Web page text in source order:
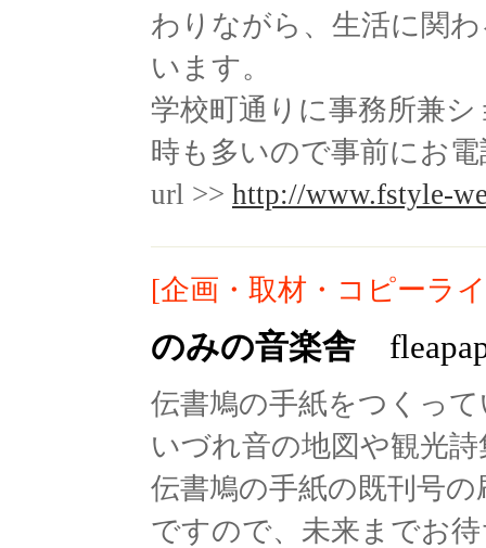
わりながら、生活に関
います。
学校町通りに事務所兼
時も多いので事前にお電
url >> http://www.fstyle-
[企画・取材・コピーラ
のみの音楽舎
伝書鳩の手紙をつくっ
いづれ音の地図や観光
伝書鳩の手紙の既刊号
ですので、未来までお